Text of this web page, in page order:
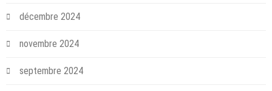
décembre 2024
novembre 2024
septembre 2024